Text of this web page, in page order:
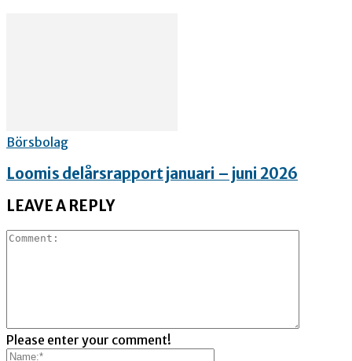
Börsbolag
Loomis delårsrapport januari – juni 2026
LEAVE A REPLY
Please enter your comment!